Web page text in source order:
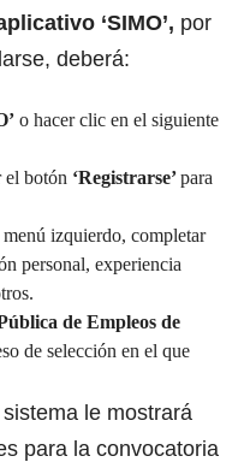
‘SIMO’, por
deberá:
o hacer clic en el siguiente
el botón ‘Registrarse’para
izquierdo, completar
personal, experiencia
de Empleos de
de selección en el que
le mostrará
para la convocatoria